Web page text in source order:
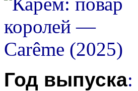
Год выпуска: